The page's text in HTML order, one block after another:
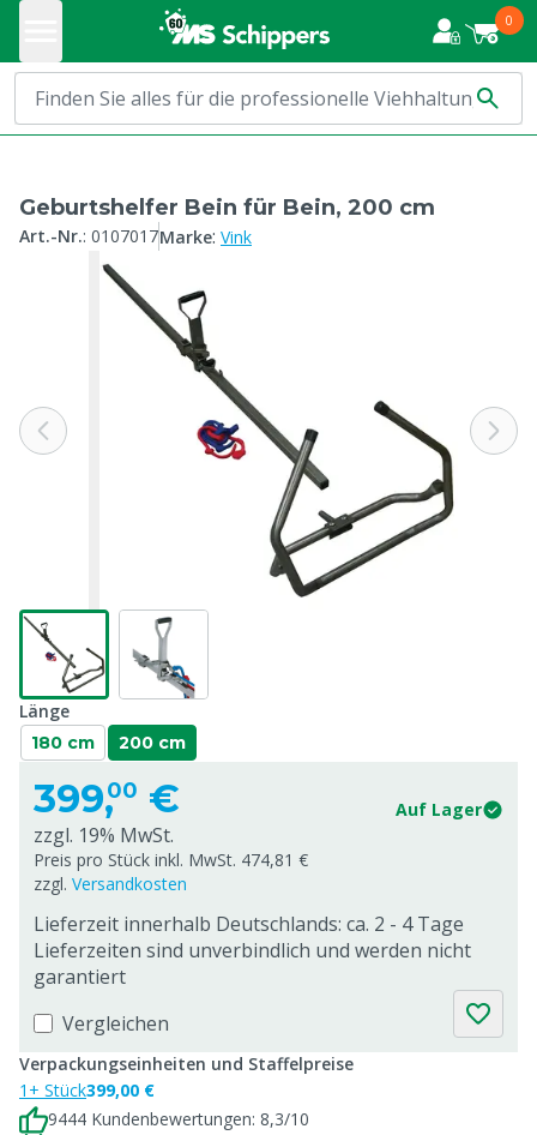
0
Geburtshelfer Bein für Bein, 200 cm
Art.-Nr.: 0107017Marke: Vink
Länge
180 cm 200 cm
399,00 € Auf Lager
zzgl. 19% MwSt.
Preis pro Stück inkl. MwSt. 474,81 €
zzgl. Versandkosten
Lieferzeit innerhalb Deutschlands: ca. 2 - 4 Tage
Lieferzeiten sind unverbindlich und werden nicht
garantiert
Vergleichen
Verpackungseinheiten und Staffelpreise
1+ Stück399,00 €
9444 Kundenbewertungen: 8,3/10